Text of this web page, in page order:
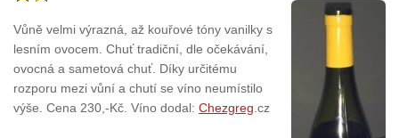
Vůně velmi výrazná, až kouřové tóny vanilky s
lesním ovocem. Chuť tradiční, dle očekávání,
ovocná a sametová chuť. Díky určitému
rozporu mezi vůní a chutí se víno neumístilo
výše. Cena 230,-Kč. Víno dodal: Chezgreg .cz